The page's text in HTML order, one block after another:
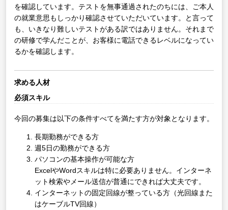
を確認しています。テストを無事通過されたのちには、ご本人
の就業意思もしっかり確認させていただいています。と言って
も、いきなり難しいテストがある訳ではありません。それまで
の研修で学んだことが、お客様に電話できるレベルになってい
るかを確認します。
求める人材
必須スキル
今回の募集は以下の条件すべてを満たす方が対象となります。
長期勤務ができる方
週5日の勤務ができる方
パソコンの基本操作が可能な方
ExcelやWordスキルは特に必要ありません。インターネ
ット検索やメール送信が普通にできれば大丈夫です。
インターネットの固定回線が整っている方（光回線また
はケーブルTV回線）